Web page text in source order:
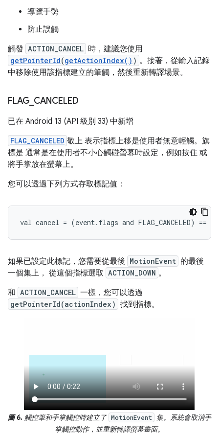
導覽手勢
防止誤觸
觸發 ACTION_CANCEL 時，建議您使用
getPointerId(getActionIndex() ) 。接著，從輸入記錄
中移除使用該指標建立的筆觸，然後重新轉譯場景。
FLAG CANCELED
已在 Android 13 (API 級別 33) 中新增
FLAG_CANCELED 敬上 表示指標上移是使用者無意輕觸。旗
標是 通常是在使用者不小心觸碰螢幕時設定，例如按住 或
將手掌放在螢幕上。
您可以透過下列方式存取標記值：
如果已設定此標記，您需要從最後 MotionEvent 的最後
一個集上， 從這個指標選取 ACTION_DOWN 。
和 ACTION_CANCEL 一樣，您可以透過
getPointerId(actionIndex) 找到指標。
圖 6. 觸控筆和手掌觸控時建立了 MotionEvent
集。系統會取消手
掌觸控動作，並重新轉譯螢幕畫面。